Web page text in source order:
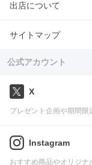
出店について
サイトマップ
公式アカウント
X
プレゼント企画や期間
Instagram
おすすめ商品やオリジ